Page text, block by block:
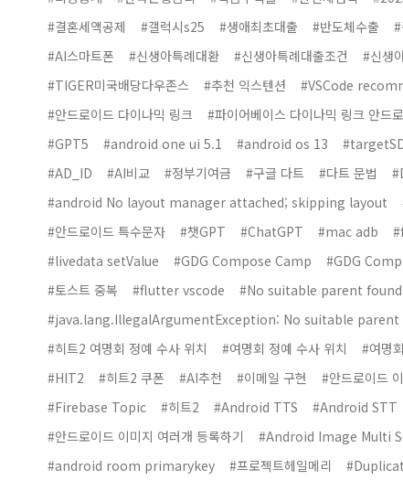
#결혼세액공제
#갤럭시s25 #생애최초대출 #반도체수출
#AI스마트폰
#신생아특례대환 #신생아특례대출조건 #신생
#TIGER미국배당다우존스
#추천 익스텐션 #VSCode
#안드로이드 다이나믹 링크
#파이어베이스 다이나믹 링크 안드
#GPT5
#android one ui 5.1 #android os 13
#AD_ID
#AI비교 #정부기여금 #구글 다트 #다트 문법
#android No layout manager attached; skipping layout
#안드로이드 특수문자
#챗GPT #ChatGPT #mac adb
#livedata setValue
#GDG Compose Camp #GDG
#토스트 중복
#flutter vscode #No suitable parent
#java.lang.IllegalArgumentException: No suitable
#히트2 여명회 정예 수사 위치
#여명회 정예 수사 위치 #여명
#HIT2
#히트2 쿠폰 #AI추천 #이메일 구현 #안드로이드
#Firebase Topic
#히트2 #Android TTS #Android STT
#안드로이드 이미지 여러개 등록하기
#Android Image Multi
#android room primarykey
#프로젝트헤일메리